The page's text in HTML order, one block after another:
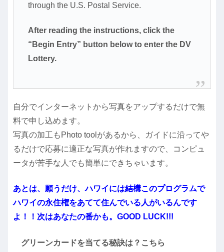
through the U.S. Postal Service.
After reading the instructions, click the
“Begin Entry” button below to enter the DV
Lottery.
自分でインターネットから写真をアップするだけで無
料で申し込めます。
写真の加工もPhoto toolがあるから、ガイドに沿ってや
るだけで応募に適正な写真が作れますので、コンピュ
ータが苦手な人でも簡単にできちゃいます。
あとは、願うだけ、ハワイには結構このプログラムで
ハワイの永住権をあてて住んでいる人がいるんです
よ！！次はあなたの番かも。GOOD LUCK!!!
グリーンカードを当てる秘訣は？こちら